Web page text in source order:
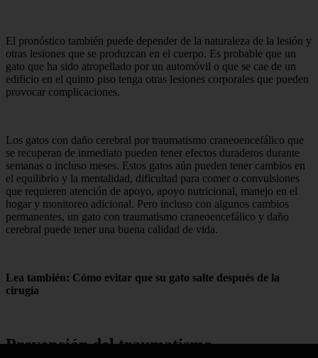
El pronóstico también puede depender de la naturaleza de la lesión y
otras lesiones que se produzcan en el cuerpo. Es probable que un
gato que ha sido atropellado por un automóvil o que se cae de un
edificio en el quinto piso tenga otras lesiones corporales que pueden
provocar complicaciones.
Los gatos con daño cerebral por traumatismo craneoencefálico que
se recuperan de inmediato pueden tener efectos duraderos durante
semanas o incluso meses. Estos gatos aún pueden tener cambios en
el equilibrio y la mentalidad, dificultad para comer o convulsiones
que requieren atención de apoyo, apoyo nutricional, manejo en el
hogar y monitoreo adicional. Pero incluso con algunos cambios
permanentes, un gato con traumatismo craneoencefálico y daño
cerebral puede tener una buena calidad de vida.
Lea también: Cómo evitar que su gato salte después de la
cirugía
Prevención del traumatismo